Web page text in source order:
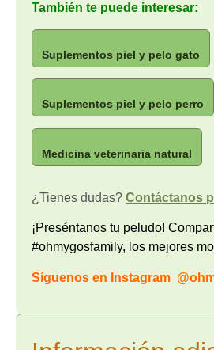
También te puede interesar:
Suplementos piel y pelo gato
Suplementos piel y pelo perro
Medicina veterinaria natural
¿Tienes dudas? Contáctanos
¡Preséntanos tu peludo!
#ohmygosfamily, los mejores
Síguenos en Instagram